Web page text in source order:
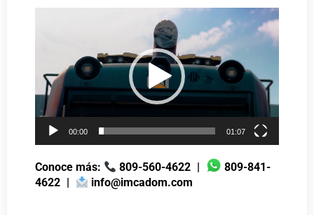
00:00 01:07
Conoce más: 809-560-4622
809-841-
4622
info@imcadom.com